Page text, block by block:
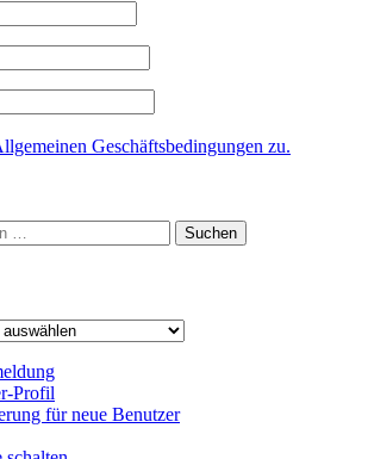
Geschäftsbedingungen zu.
Profil
für neue Benutzer